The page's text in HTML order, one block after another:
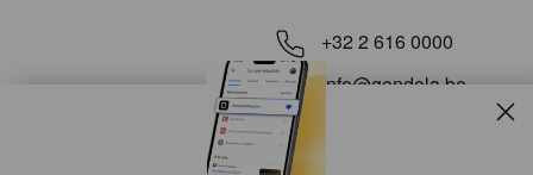
+32 2 616 0000
info@gondola.be
Volg ons op